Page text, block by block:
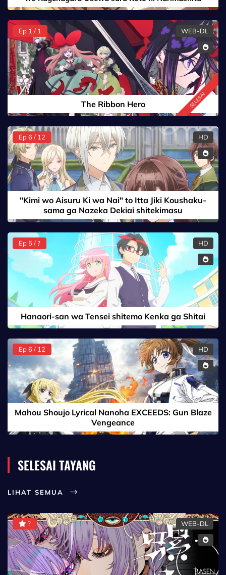
Ep 1 / 1 WEB-DL
SELESAI
The Ribbon Hero
Ep 6 / 12 HD
"Kimi wo Aisuru Ki wa Nai" to Itta Jiki Koushaku-
sama ga Nazeka Dekiai shitekimasu
Ep 5 / ? HD
Hanaori-san wa Tensei shitemo Kenka ga Shitai
Ep 6 / 12 HD
Mahou Shoujo Lyrical Nanoha EXCEEDS: Gun Blaze
Vengeance
SELESAI TAYANG
LIHAT SEMUA
? WEB-DL